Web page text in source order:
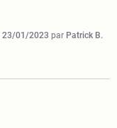
23/01/2023 par Patrick B.